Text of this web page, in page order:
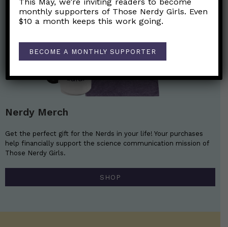
Nerdy Merch
Get the perfect gift for the Nerds in your life! Your purchases
help financially support the science communication mission of
Those Nerdy Girls.
SHOP
This May, we’re inviting readers to become
monthly supporters of Those Nerdy Girls. Even
$10 a month keeps this work going.
BECOME A MONTHLY SUPPORTER